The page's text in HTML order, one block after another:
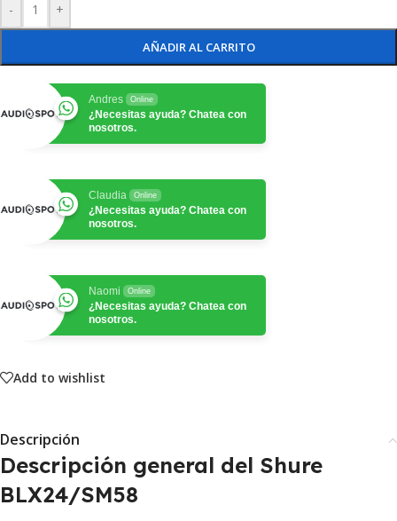
- +
AÑADIR AL CARRITO
Andres Online
¿Necesitas ayuda? Chatea con
nosotros.
Claudia Online
¿Necesitas ayuda? Chatea con
nosotros.
Naomi Online
¿Necesitas ayuda? Chatea con
nosotros.
Add to wishlist
Descripción
Descripción general del Shure
BLX24/SM58